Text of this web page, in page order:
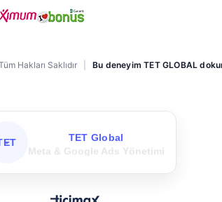
Hakları Saklıdır Bu deneyim TET GLOBAL
TET Global
Meta & Google Ads Yönetimi